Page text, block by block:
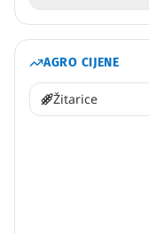
AGRO CIJENE
Žitarice